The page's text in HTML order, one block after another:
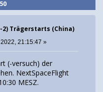
2) Trägerstarts (China)
21:15:47 »
(-versuch) der
NextSpaceFlight
MESZ.